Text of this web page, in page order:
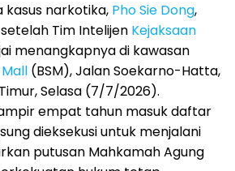
kasus narkotika, Pho Sie Dong,
Tim Intelijen Kejaksaan
menangkapnya di kawasan
(BSM), Jalan Soekarno-Hatta,
Selasa (7/7/2026).
empat tahun masuk daftar
dieksekusi untuk menjalani
putusan Mahkamah Agung